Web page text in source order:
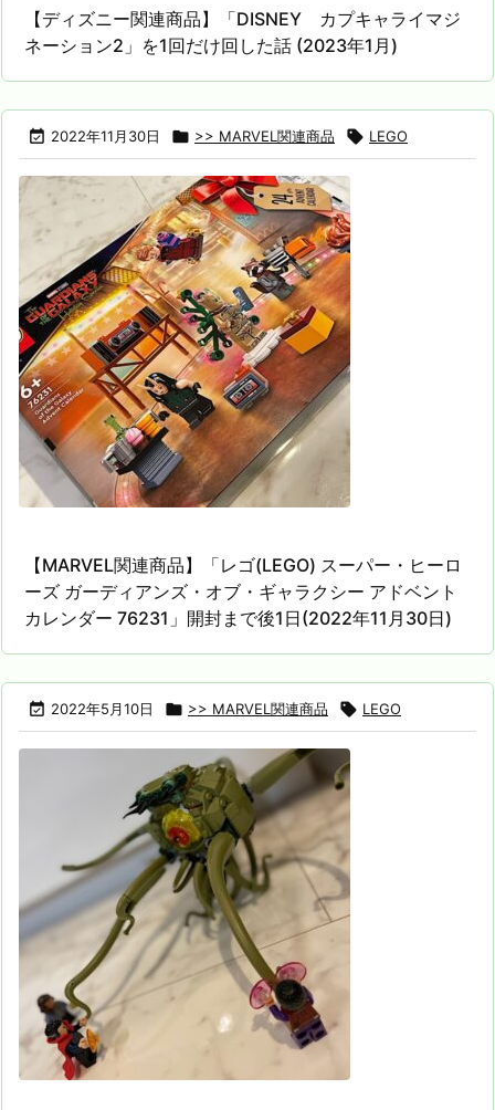
【ディズニー関連商品】「DISNEY カプキャライマジ
ネーション2」を1回だけ回した話 (2023年1月)
 2022年11月30日  >> MARVEL関連商品  LEGO
【MARVEL関連商品】「レゴ(LEGO) スーパー・ヒーロ
ーズ ガーディアンズ・オブ・ギャラクシー アドベント
カレンダー 76231」開封まで後1日(2022年11月30日)
 2022年5月10日  >> MARVEL関連商品  LEGO